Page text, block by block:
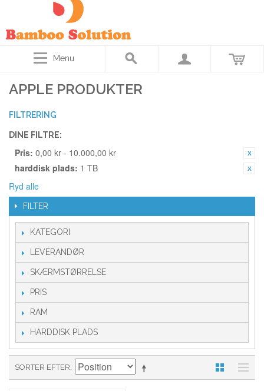
Menu
APPLE PRODUKTER
FILTRERING
DINE FILTRE:
Pris: 0,00 kr - 10.000,00 kr
harddisk plads: 1 TB
Ryd alle
FILTER
KATEGORI
LEVERANDØR
SKÆRMSTØRRELSE
PRIS
RAM
HARDDISK PLADS
SORTER EFTER